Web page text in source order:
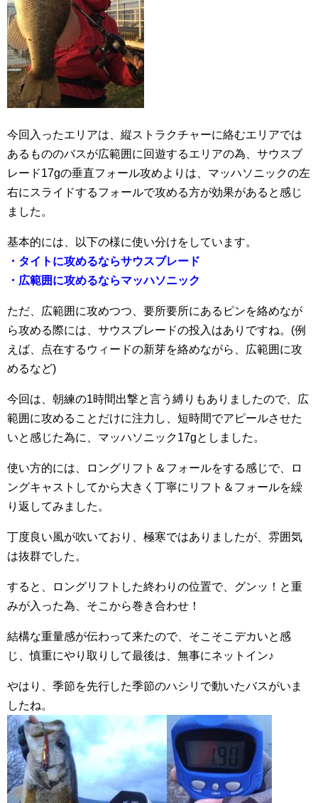
今回入ったエリアは、縦ストラクチャーに絡むエリアでは
あるもののバスが広範囲に回遊するエリアの為、サウスブ
レード17gの垂直フォール攻めよりは、マッハソニックの左
右にスライドするフォールで攻める方が効果があると感じ
ました。
基本的には、以下の様に使い分けをしています。
・タイトに攻めるならサウスブレード
・広範囲に攻めるならマッハソニック
ただ、広範囲に攻めつつ、要所要所にあるピンを絡めなが
ら攻める際には、サウスブレードの投入はありですね。(例
えば、点在するウィードの新芽を絡めながら、広範囲に攻
めるなど)
今回は、朝練の1時間出撃と言う縛りもありましたので、広
範囲に攻めることだけに注力し、短時間でアピールさせた
いと感じた為に、マッハソニック17gとしました。
使い方的には、ロングリフト＆フォールをする感じで、ロ
ングキャストしてから大きく丁寧にリフト＆フォールを繰
り返してみました。
丁度良い風が吹いており、極寒ではありましたが、雰囲気
は抜群でした。
すると、ロングリフトした終わりの位置で、グンッ！と重
みが入った為、そこから巻き合わせ！
結構な重量感が伝わって来たので、そこそこデカいと感
じ、慎重にやり取りして最後は、無事にネットイン♪
やはり、季節を先行した季節のハシリで動いたバスがいま
したね。